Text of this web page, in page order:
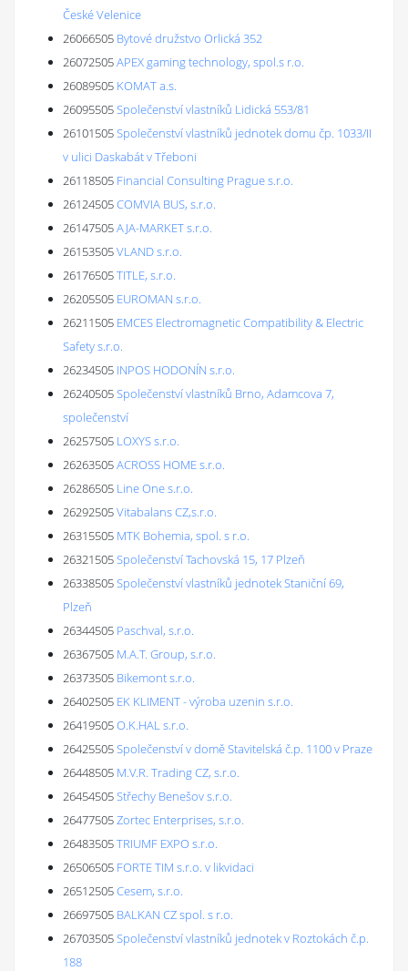
České Velenice
26066505 Bytové družstvo Orlická 352
26072505APEX gaming technology, spol.s r.o.
26089505 KOMAT a.s.
26095505Společenství vlastníků Lidická 553/81
26101505Společenství vlastníků jednotek domu čp. 1033/II
v ulici Daskabát v Třeboni
26118505 Financial Consulting Prague s.r.o.
26124505COMVIA BUS, s.r.o.
26147505AJA-MARKET s.r.o.
26153505VLAND s.r.o.
26176505TITLE, s.r.o.
26205505 EUROMAN s.r.o.
26211505 EMCES Electromagnetic Compatibility & Electric
Safety s.r.o.
26234505 INPOS HODONÍN s.r.o.
26240505Společenství vlastníků Brno, Adamcova 7,
společenství
26257505 LOXYS s.r.o.
26263505ACROSS HOME s.r.o.
26286505 Line One s.r.o.
26292505Vitabalans CZ,s.r.o.
26315505 MTK Bohemia, spol. s r.o.
26321505Společenství Tachovská 15, 17 Plzeň
26338505Společenství vlastníků jednotek Staniční 69,
Plzeň
26344505 Paschval, s.r.o.
26367505 M.A.T. Group, s.r.o.
26373505 Bikemont s.r.o.
26402505 EK KLIMENT - výroba uzenin s.r.o.
26419505O.K.HAL s.r.o.
26425505Společenství v domě Stavitelská č.p. 1100 v Praze
26448505 M.V.R. Trading CZ, s.r.o.
26454505Střechy Benešov s.r.o.
26477505Zortec Enterprises, s.r.o.
26483505TRIUMF EXPO s.r.o.
26506505 FORTE TIM s.r.o. v likvidaci
26512505Cesem, s.r.o.
26697505 BALKAN CZ spol. s r.o.
26703505Společenství vlastníků jednotek v Roztokách č.p.
188